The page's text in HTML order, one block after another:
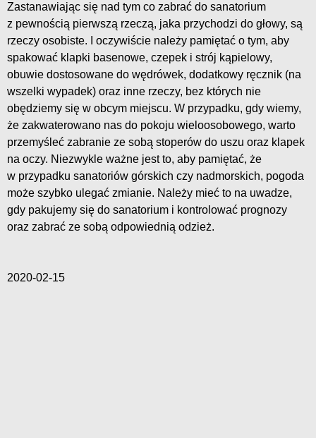
Zastanawiając się nad tym co zabrać do sanatorium
z pewnością pierwszą rzeczą, jaka przychodzi do głowy, są
rzeczy osobiste. I oczywiście należy pamiętać o tym, aby
spakować klapki basenowe, czepek i strój kąpielowy,
obuwie dostosowane do wędrówek, dodatkowy ręcznik (na
wszelki wypadek) oraz inne rzeczy, bez których nie
obędziemy się w obcym miejscu. W przypadku, gdy wiemy,
że zakwaterowano nas do pokoju wieloosobowego, warto
przemyśleć zabranie ze sobą stoperów do uszu oraz klapek
na oczy. Niezwykle ważne jest to, aby pamiętać, że
w przypadku sanatoriów górskich czy nadmorskich, pogoda
może szybko ulegać zmianie. Należy mieć to na uwadze,
gdy pakujemy się do sanatorium i kontrolować prognozy
oraz zabrać ze sobą odpowiednią odzież.
2020-02-15